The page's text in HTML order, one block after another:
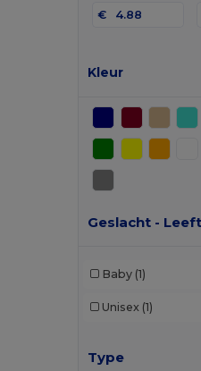
€
Kleur
Geslacht -
Baby (1)
Unisex (1)
Type